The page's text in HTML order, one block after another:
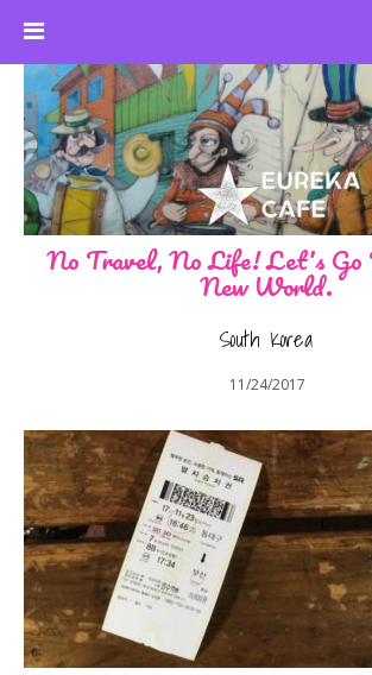
No Travel, No Life! Let's Go
New World.
South Korea
11/24/2017